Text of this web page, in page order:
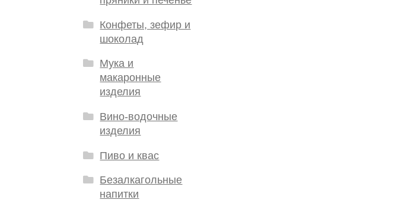
Конфеты, зефир и
шоколад
Мука и
макаронные
изделия
Вино-водочные
изделия
Пиво и квас
Безалкагольные
напитки